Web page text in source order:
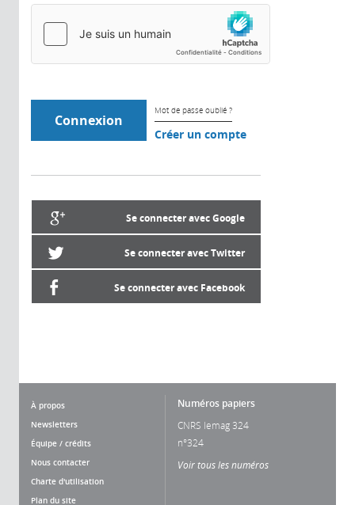
Mot de passe oublié ?
Créer un compte
Se connecter avec Google
Se connecter avec Twitter
Se connecter avec Facebook
À propos
Newsletters
Équipe / crédits
Nous contacter
Charte d'utilisation
Plan du site
Numéros papiers
CNRS lemag 324
n°324
Voir tous les numéros